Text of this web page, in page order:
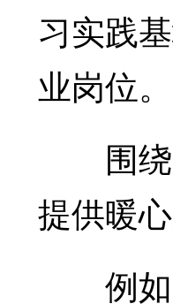
习实践
业岗位
围绕
提供暖心
例如